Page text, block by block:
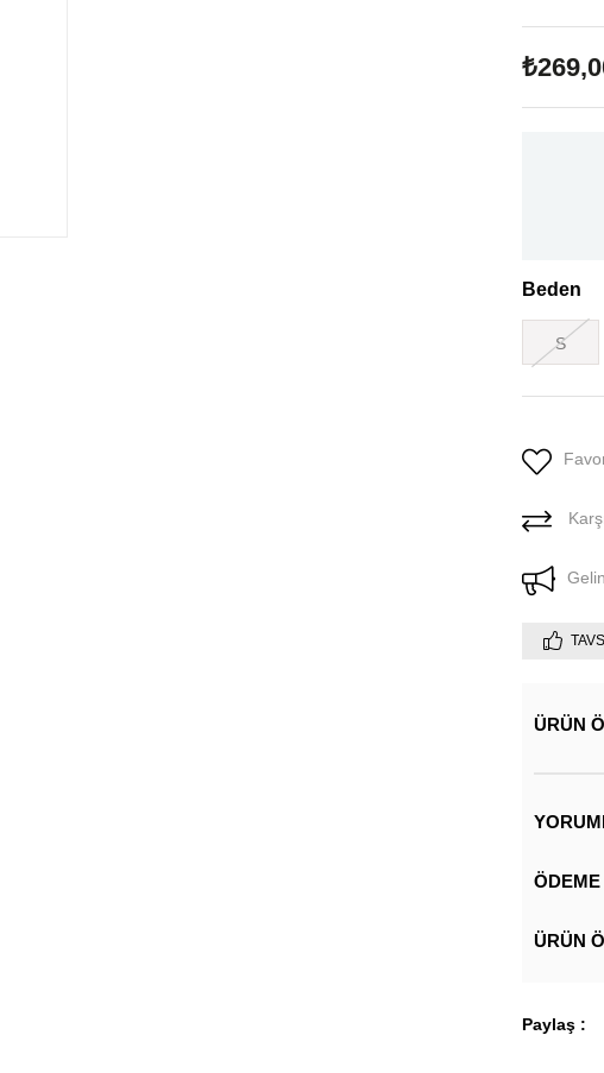
Beden
S
ÜRÜN
ÜRÜN
Paylaş :